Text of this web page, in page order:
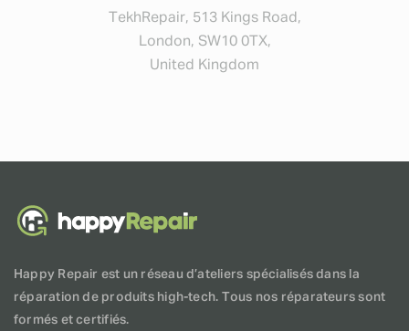
TekhRepair, 513 Kings Road,
London, SW10 0TX,
United Kingdom
Happy Repair est un réseau d’ateliers spécialisés dans la
réparation de produits high-tech. Tous nos réparateurs sont
formés et certifiés.